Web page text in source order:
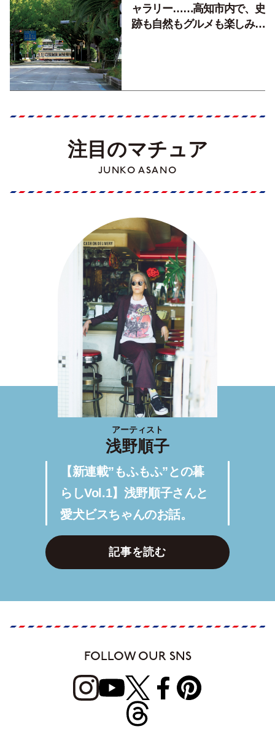
ャラリー……高知市内で、史
跡も自然もグルメも楽しみ尽
注目のマチュア
JUNKO ASANO
アーティスト
浅野順子
【新連載”もふもふ”との暮
らしVol.1】浅野順子さんと
愛犬ビスちゃんのお話。
記事を読む
FOLLOW OUR SNS